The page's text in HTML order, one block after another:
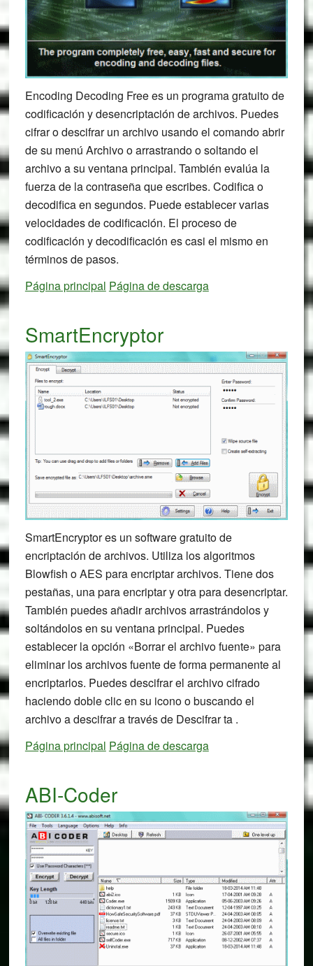
Encoding Decoding Free es un programa gratuito de
codificación y desencriptación de archivos. Puedes
cifrar o descifrar un archivo usando el comando abrir
de su menú Archivo o arrastrando o soltando el
archivo a su ventana principal. También evalúa la
fuerza de la contraseña que escribes. Codifica o
decodifica en segundos. Puede establecer varias
velocidades de codificación. El proceso de
codificación y decodificación es casi el mismo en
términos de pasos.
Página principal Página de descarga
SmartEncryptor
SmartEncryptor es un software gratuito de
encriptación de archivos. Utiliza los algoritmos
Blowfish o AES para encriptar archivos. Tiene dos
pestañas, una para encriptar y otra para desencriptar.
También puedes añadir archivos arrastrándolos y
soltándolos en su ventana principal. Puedes
establecer la opción «Borrar el archivo fuente» para
eliminar los archivos fuente de forma permanente al
encriptarlos. Puedes descifrar el archivo cifrado
haciendo doble clic en su icono o buscando el
archivo a descifrar a través de Descifrar ta .
Página principal Página de descarga
ABI-Coder